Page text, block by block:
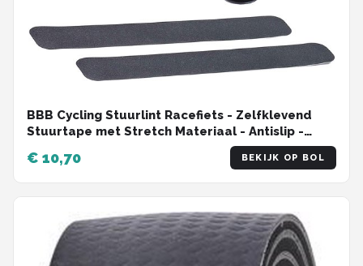
BBB Cycling Stuurlint Racefiets - Zelfklevend
Stuurtape met Stretch Materiaal - Antislip -
Lengte: 200cm - Dikte: 2mm - Inclusief
Stuurdoppen - Zwart - RaceRibbon BHT-01
€ 10,70 BEKIJK OP BOL